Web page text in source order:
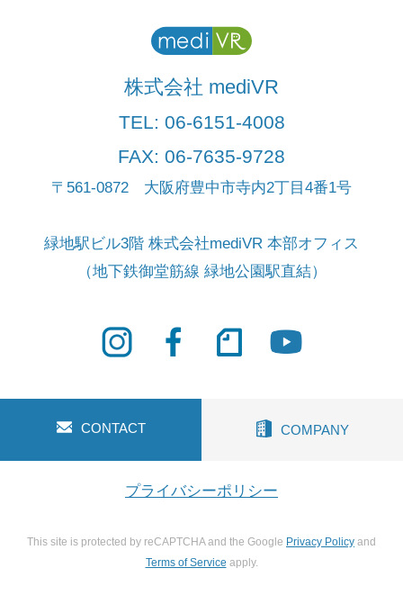
株式会社 mediVR
TEL: 06-6151-4008
FAX: 06-7635-9728
〒561-0872 大阪府豊中市寺内2丁目4番1号
緑地駅ビル3階 株式会社mediVR 本部オフィス
（地下鉄御堂筋線 緑地公園駅直結）
CONTACT COMPANY
プライバシーポリシー
This site is protected by reCAPTCHA and the Google Privacy Policy and
Terms of Service apply.